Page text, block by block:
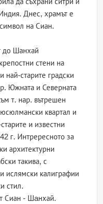
Днес, храмът е
на Сиан.
до Шанхай
стени на
най-старите градски
Южната и Северната
т. нар. вътрешен
квартал и
и известни
г. Интрересното за
архитектурни
такива, с
ислямски калиграфии
стил.
Сиан - Шaнхай.